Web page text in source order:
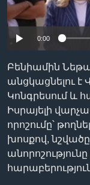
Լեզուներ
0:00
Բենիամին
անցկացնելու է
Կոնգրեսում և
Իսրայելի
որոշումը՝
խոսքով,